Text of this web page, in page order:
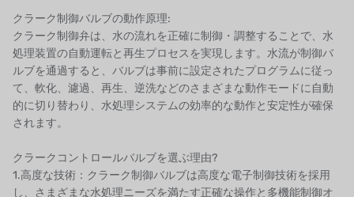
クラーク制御バルブの動作原理:
クラーク制御弁は、水の流れを正確に制御・調整することで、水
処理装置の自動運転と再生プロセスを実現します。水流が制御バ
ルブを通過すると、バルブは事前に設定されたプログラムに従っ
て、軟化、濾過、再生、逆洗などのさまざまな動作モードに自動
的に切り替わり、水処理システムの効率的な動作と安定性が確保
されます。
クラークコントロールバルブを選ぶ理由?
1.高度な技術：クラーク制御バルブは高度な電子制御技術を採用
し、さまざまな水処理ニーズを満たす正確な操作と多機能制御オ